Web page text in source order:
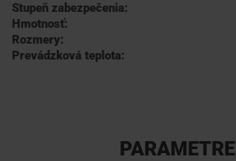
Stupeň zabezpečenia:
Hmotnosť:
Rozmery:
Prevádzková teplota:
PARAMETRE